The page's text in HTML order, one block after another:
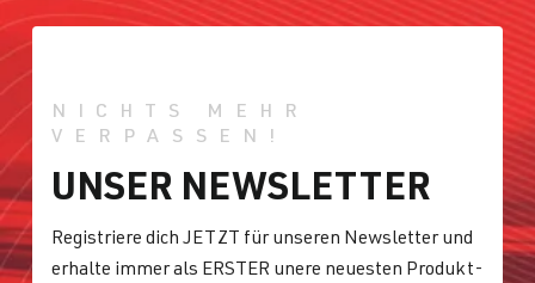
NICHTS MEHR
VERPASSEN!
UNSER NEWSLETTER
Registriere dich JETZT für unseren Newsletter und
erhalte immer als ERSTER unere neuesten Produkt-